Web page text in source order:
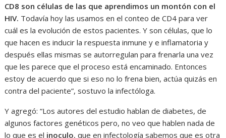
CD8 son células de las que aprendimos un montón con el
HIV. Todavía hoy las usamos en el conteo de CD4 para ver
cuál es la evolución de estos pacientes. Y son células, que lo
que hacen es inducir la respuesta inmune y e inflamatoria y
después ellas mismas se autorregulan para frenarla una vez
que les parece que el proceso está encaminado. Entonces
estoy de acuerdo que si eso no lo frena bien, actúa quizás en
contra del paciente”, sostuvo la infectóloga.
Y agregó: “Los autores del estudio hablan de diabetes, de
algunos factores genéticos pero, no veo que hablen nada de
lo que es el inoculo, que en infectología sabemos que es otra